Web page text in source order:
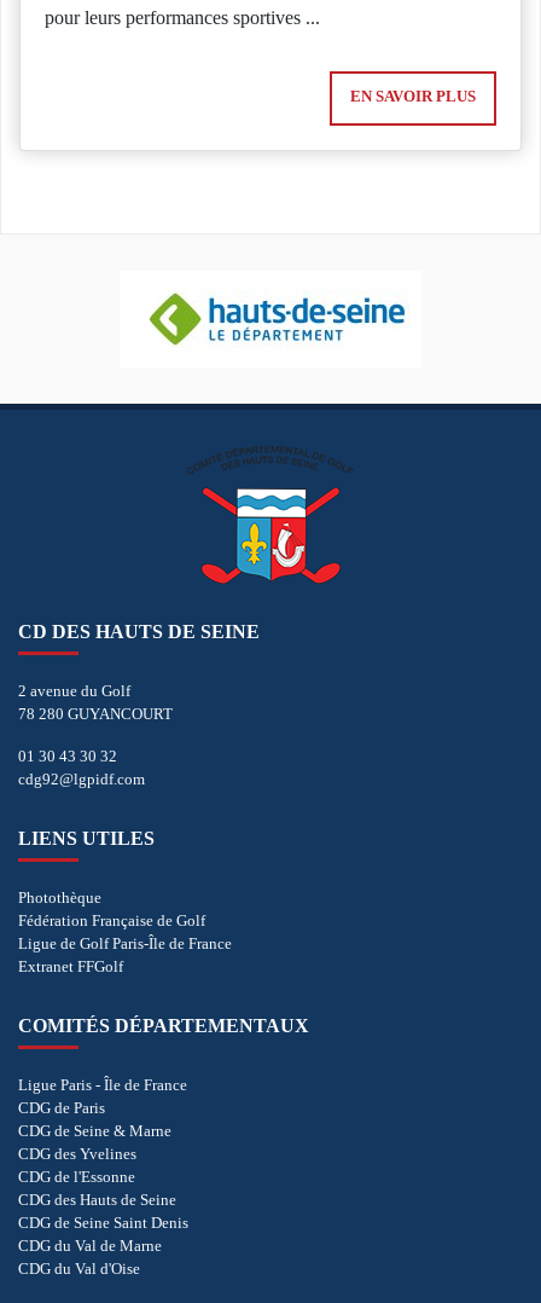
pour leurs performances sportives ...
EN SAVOIR PLUS
CD DES HAUTS DE SEINE
2 avenue du Golf
78 280 GUYANCOURT
01 30 43 30 32
cdg92@lgpidf.com
LIENS UTILES
Photothèque
Fédération Française de Golf
Ligue de Golf Paris-Île de France
Extranet FFGolf
COMITÉS DÉPARTEMENTAUX
Ligue Paris - Île de France
CDG de Paris
CDG de Seine & Marne
CDG des Yvelines
CDG de l'Essonne
CDG des Hauts de Seine
CDG de Seine Saint Denis
CDG du Val de Marne
CDG du Val d'Oise